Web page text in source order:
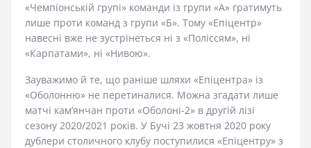
«Чемпіонській групі» команди із групи «А» гратимуть
лише проти команд з групи «Б». Тому «Епіцентр»
навесні вже не зустрінеться ні з «Поліссям», ні
«Карпатами», ні «Нивою».
Зауважимо й те, що раніше шляхи «Епіцентра» із
«Оболонню» не перетиналися. Можна згадати лише
матчі кам’янчан проти «Оболоні-2» в другій лізі
сезону 2020/2021 років. У Бучі 23 жовтня 2020 року
дублери столичного клубу поступилися «Епіцентру» з